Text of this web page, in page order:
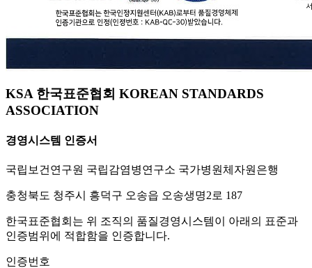
KSA 한국표준협회 KOREAN STANDARDS
ASSOCIATION
경영시스템 인증서
국립보건연구원 국립감염병연구소 국가병원체자원은행
충청북도 청주시 흥덕구 오송읍 오송생명2로 187
한국표준협회는 위 조직의 품질경영시스템이 아래의 표준과
인증범위에 적합함을 인증합니다.
인증번호